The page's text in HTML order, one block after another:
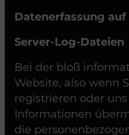
Datenerfassung
Server-Log-Dateien
Bei der bloß
Website, also wenn
registrieren oder
Informationen
die